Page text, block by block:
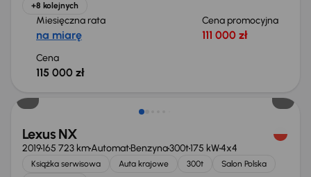
+8 kolejnych
Miesięczna rata
na miarę
Cena promocyjna
111 000 zł
Cena
115 000 zł
Lexus NX
2019165 723 kmAutomatBenzyna300t175 kW4x4
Książka serwisowa Auta krajowe 300t
Salon Polska